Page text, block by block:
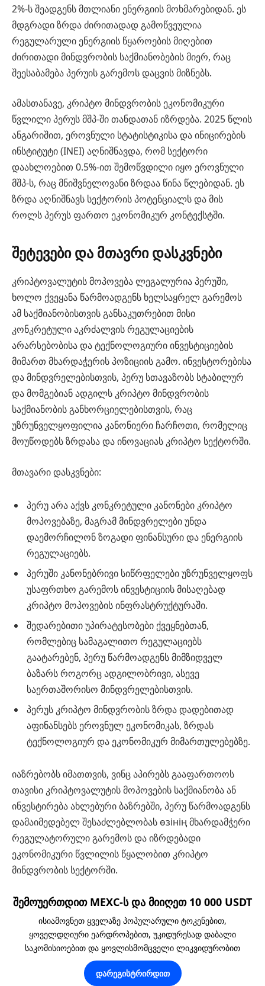
2%-ს შეადგენს მთლიანი ენერგიის მოხმარებიდან. ეს
მდგრადი ზრდა ძირითადად გამოწვეულია
რეგულარული ენერგიის წყაროების მიღებით
ძირითადი მინდვრობის საქმიანობების მიერ, რაც
შეესაბამება პერუის გარემოს დაცვის მიზნებს.
ამასთანავე, კრიპტო მინდვრობის ეკონომიკური
წვლილი პერუს მშპ-ში თანდათან იზრდება. 2025 წლის
ანგარიშით, ეროვნული სტატისტიკისა და ინიცირების
ინსტიტუტი (INEI) აღნიშნავდა, რომ სექტორი
დაახლოებით 0.5%-ით შემოწვდილი იყო ეროვნული
მშპ-ს, რაც მნიშვნელოვანი ზრდაა წინა წლებიდან. ეს
ზრდა აღნიშნავს სექტორის პოტენციალს და მის
როლს პერუს ფართო ეკონომიკურ კონტექსტში.
შეტევები და მთავრი დასკვნები
კრიპტოვალუტის მოპოვება ლეგალურია პერუში,
ხოლო ქვეყანა წარმოადგენს ხელსაყრელ გარემოს
ამ საქმიანობისთვის განსაკუთრებით მისი
კონკრეტული აკრძალვის რეგულაციების
არარსებობისა და ტექნოლოგიური ინვესტიციების
მიმართ მხარდაჭერის პოზიციის გამო. ინვესტორებისა
და მინდვრელებისთვის, პერუ სთავაზობს სტაბილურ
და მომგებიან ადგილს კრიპტო მინდვრობის
საქმიანობის განხორციელებისთვის, რაც
უზრუნველყოფილია კანონიერი ჩარჩოთი, რომელიც
მოუწოდებს ზრდასა და ინოვაციას კრიპტო სექტორში.
მთავარი დასკვნები:
პერუ არა აქვს კონკრეტული კანონები კრიპტო
მოპოვებაზე, მაგრამ მინდვრელები უნდა
დაემორჩილონ ზოგადი ფინანსური და ენერგიის
რეგულაციებს.
პერუში კანონებრივი სიწრფელები უზრუნველყოფს
უსაფრთხო გარემოს ინვესტიციის მისაღებად
კრიპტო მოპოვების ინფრასტრუქტურაში.
შედარებითი უპირატესობები ქვეყნებთან,
რომლებიც სამაგალითო რეგულაციებს
გაატარებენ, პერუ წარმოადგენს მიმზიდველ
ბაზარს როგორც ადგილობრივი, ასევე
საერთაშორისო მინდვრელებისთვის.
პერუს კრიპტო მინდვრობის ზრდა დადებითად
აფინანსებს ეროვნულ ეკონომიკას, ზრდას
ტექნოლოგიურ და ეკონომიკურ მიმართულებებზე.
იაზრებობს იმათთვის, ვინც აპირებს გააფართოოს
თავისი კრიპტოვალუტის მოპოვების საქმიანობა ან
ინვესტირება ახლებური ბაზრებში, პერუ წარმოადგენს
დამაიმედებელ შესაძლებლობას өзінің მხარდამჭერი
რეგულატორული გარემოს და იზრდებადი
ეკონომიკური წვლილის წყალობით კრიპტო
მინდვრობის სექტორში.
შემოუერთდით MEXC-ს და მიიღეთ 10 000 USDT
ისიამოვნეთ ყველაზე პოპულარული ტოკენებით,
ყოველდღიური ეარდროპებით, უკიდურესად დაბალი
საკომისიოებით და ყოვლისმომცველი ლიკვიდურობით
დარეგისტრირდით